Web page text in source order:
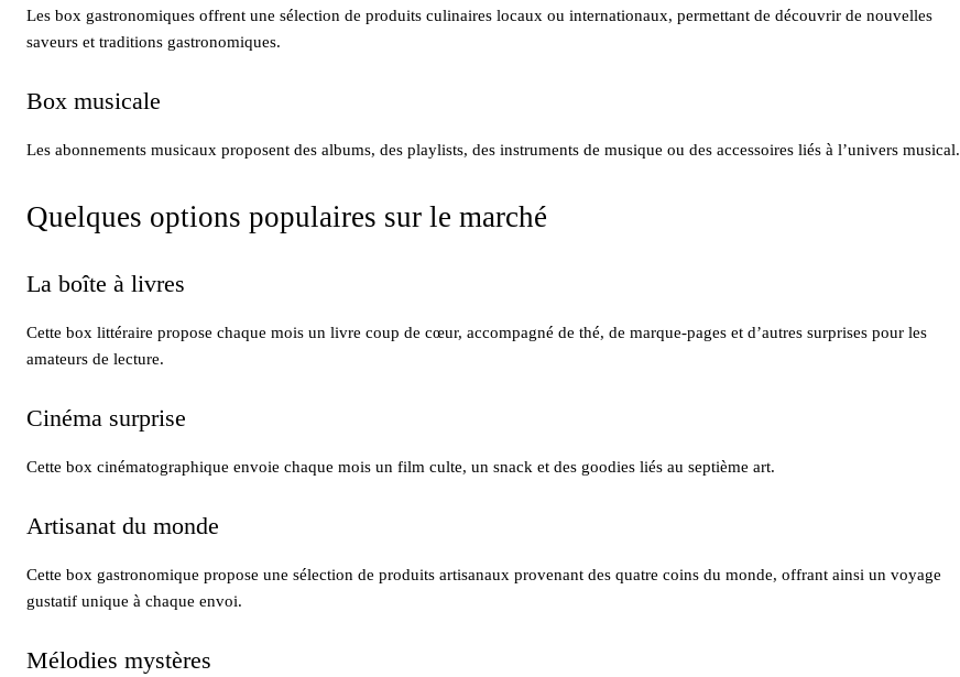
Les box gastronomiques offrent une sélection de produits culinaires locaux ou internationaux, permettant de découvrir de nouvelles
saveurs et traditions gastronomiques.
Box musicale
Les abonnements musicaux proposent des albums, des playlists, des instruments de musique ou des accessoires liés à l’univers musical.
Quelques options populaires sur le marché
La boîte à livres
Cette box littéraire propose chaque mois un livre coup de cœur, accompagné de thé, de marque-pages et d’autres surprises pour les
amateurs de lecture.
Cinéma surprise
Cette box cinématographique envoie chaque mois un film culte, un snack et des goodies liés au septième art.
Artisanat du monde
Cette box gastronomique propose une sélection de produits artisanaux provenant des quatre coins du monde, offrant ainsi un voyage
gustatif unique à chaque envoi.
Mélodies mystères